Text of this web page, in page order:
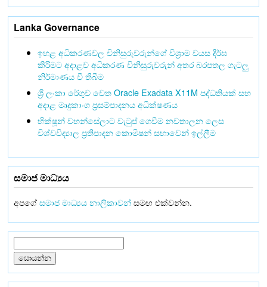
Lanka Governance
ඉහළ අධිකරණවල විනිසුරුවරුන්ගේ විශ්‍රාම වයස දීර්ඝ
කිරීමට අදාළව අධිකරණ විනිසුරුවරුන් අතර බරපතල ගැටලු
නිර්මාණය වී තිබීම
ශ්‍රී ලංකා රේගුව වෙත Oracle Exadata X11M පද්ධතියක් සහ
අදාළ මෘදුකාංග ප්‍රසම්පාදනය අධීක්ෂණය
භික්ෂූන් වහන්සේලාට වැටුප් ගෙවීම නවතාලන ලෙස
විශ්වවිද්‍යාල ප්‍රතිපාදන කොමිෂන් සභාවෙන් ඉල්ලීම
සමාජ මාධ්‍යය
අපගේසමාජ මාධ්‍යය නාලිකාවන්සමඟ එක්වන්න.